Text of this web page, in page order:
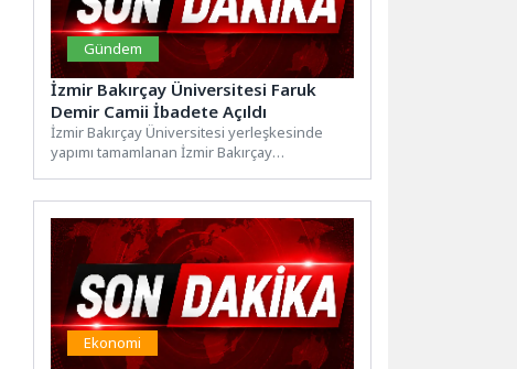
Gündem
İzmir Bakırçay Üniversitesi Faruk
Demir Camii İbadete Açıldı
İzmir Bakırçay Üniversitesi yerleşkesinde
yapımı tamamlanan İzmir Bakırçay
Ekonomi